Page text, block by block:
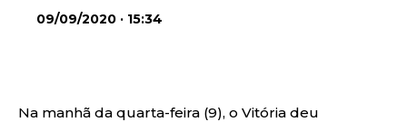
09/09/2020 · 15:34
Na manhã da quarta-feira (9), o Vitória deu